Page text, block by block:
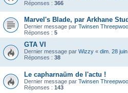
Réponses : 366
Marvel's Blade, par Arkhane
Dernier message par Twinsen
Réponses : 5
GTA VI
Dernier message par Wizzy « dim. 28
Réponses : 38
Le capharnaüm de l'actu !
Dernier message par Twinsen
Réponses : 143